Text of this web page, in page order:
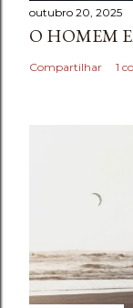
outubro 20, 2025
O HOMEM
Compartilhar 1